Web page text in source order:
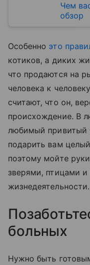
Чем
обзор
Особенно это
котиков, а диких
что продаются на
человека к
считают, что он,
происхождение. В
любимый привитый
подарить вам
поэтому мойте
зверями, птицами
жизнедеятельности.
больных
Нужно быть